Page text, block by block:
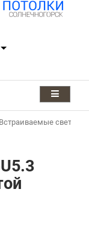
Встраиваемые